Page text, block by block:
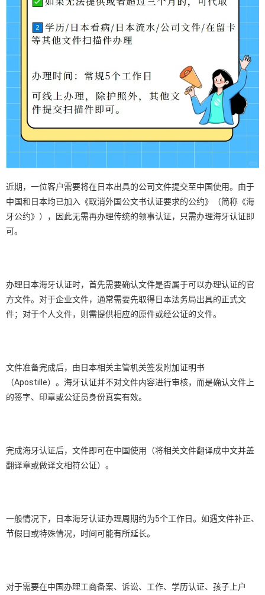
近期，一位客户需要将在日本出具的公司文件提交至中国使用。由于
中国和日本均已加入《取消外国公文书认证要求的公约》（简称《海
牙公约》），因此无需再办理传统的领事认证，只需办理海牙认证即
可。
办理日本海牙认证时，首先需要确认文件是否属于可以办理认证的官
方文件。对于企业文件，通常需要先取得日本法务局出具的正式文
件；对于个人文件，则需提供相应的原件或经公证的文件。
文件准备完成后，由日本相关主管机关签发附加证明书
（Apostille）。海牙认证并不对文件内容进行审核，而是确认文件上
的签字、印章或公证员身份真实有效。
完成海牙认证后，文件即可在中国使用（将相关文件翻译成中文并盖
翻译章或做译文相符公证）。
一般情况下，日本海牙认证办理周期约为5个工作日。如遇文件补正、
节假日或特殊情况，时间可能有所延长。
对于需要在中国办理工商备案、诉讼、工作、学历认证、孩子上户